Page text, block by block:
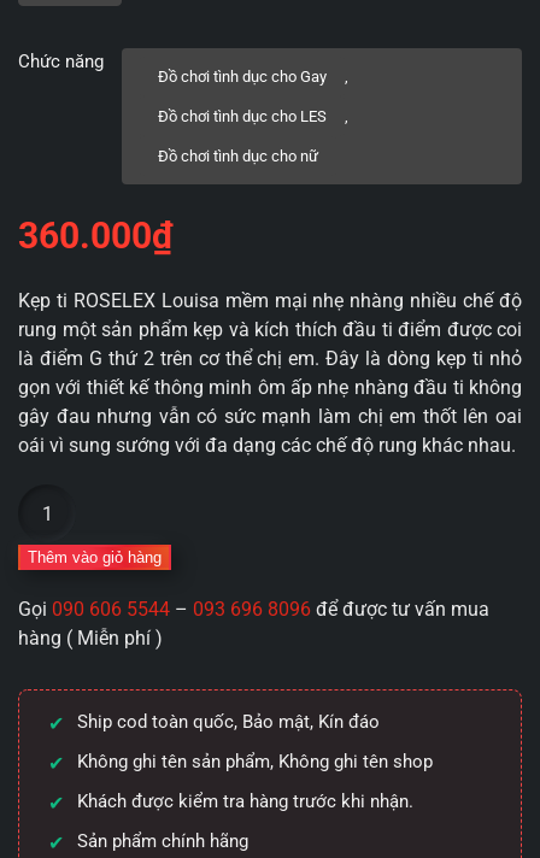
Chức năng
Đồ chơi tình dục cho Gay ,
Đồ chơi tình dục cho LES ,
Đồ chơi tình dục cho nữ
360.000₫
Kẹp ti ROSELEX Louisa mềm mại nhẹ nhàng nhiều chế độ
rung một sản phẩm kẹp và kích thích đầu ti điểm được coi
là điểm G thứ 2 trên cơ thể chị em. Đây là dòng kẹp ti nhỏ
gọn với thiết kế thông minh ôm ấp nhẹ nhàng đầu ti không
gây đau nhưng vẫn có sức mạnh làm chị em thốt lên oai
oái vì sung sướng với đa dạng các chế độ rung khác nhau.
ROSELEX
mềm
mại
nhàng
nhiều
chế
độ
rung
số
Thêm vào giỏ hàng
Gọi 090 606 5544 – 093 696 8096 để được tư vấn mua
hàng ( Miễn phí )
Ship cod toàn quốc, Bảo mật, Kín đáo
Không ghi tên sản phẩm, Không ghi tên shop
Khách được kiểm tra hàng trước khi nhận.
Sản phẩm chính hãng